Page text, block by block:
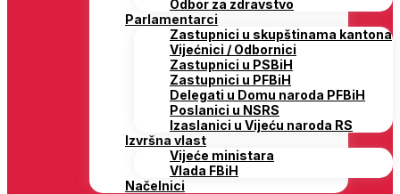
Odbor za zdravstvo
Parlamentarci
Zastupnici u skupštinama kantona
Vijećnici / Odbornici
Zastupnici u PSBiH
Zastupnici u PFBiH
Delegati u Domu naroda PFBiH
Poslanici u NSRS
Izaslanici u Vijeću naroda RS
Izvršna vlast
Vijeće ministara
Vlada FBiH
Načelnici